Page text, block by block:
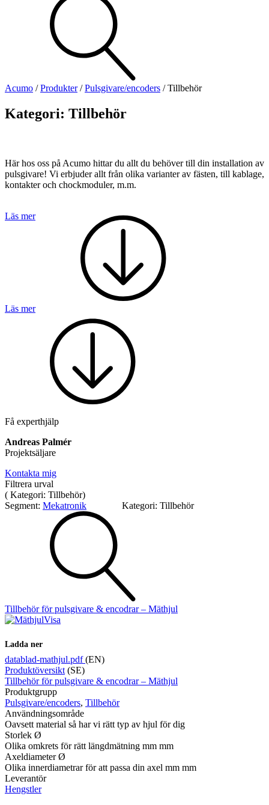
Se alla kategorier Se alla produkter Se alla leverantörer
Teknisk support
Axelkopplingar Skenstyrningar
Positionsvisare / Mätklockor
Pulsgivare / EncodersWire-moduler
Motion
LinjärmotorerServodrifter
Givare
LjusridåerLjustorn
Varningsljud
Varningsljus
Övrigt
KablageESD / Antistatutrustning
Acumo /Produkter/Pulsgivare/encoders /Tillbehör
Kategori: Tillbehör
Här hos oss på Acumo hittar du allt du behöver till din installation av
pulsgivare! Vi erbjuder allt från olika varianter av fästen, till kablage,
kontakter och chockmoduler, m.m.
Läs mer
Läs mer
Få experthjälp
Andreas Palmér
Projektsäljare
Kontakta mig
Filtrera urval
( Kategori: Tillbehör)
Segment: Mekatronik Kategori: Tillbehör
Tillbehör för pulsgivare & encodrar – Mäthjul
Visa
Ladda ner
datablad-mathjul.pdf(EN)
Produktöversikt (SE)
Tillbehör för pulsgivare & encodrar – Mäthjul
Produktgrupp
Pulsgivare/encoders, Tillbehör
Användningsområde
Oavsett material så har vi rätt typ av hjul för dig
Storlek Ø
Olika omkrets för rätt längdmätning mm mm
Axeldiameter Ø
Olika innerdiametrar för att passa din axel mm mm
Leverantör
Hengstler